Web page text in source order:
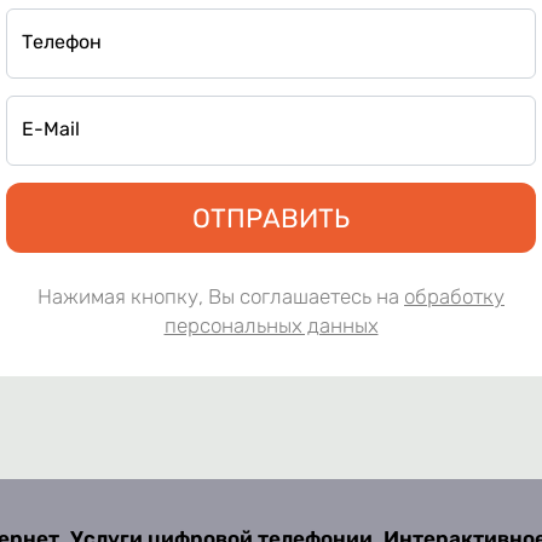
Телефон
E-Mail
ОТПРАВИТЬ
Нажимая кнопку, Вы соглашаетесь на обработку
персональных данных